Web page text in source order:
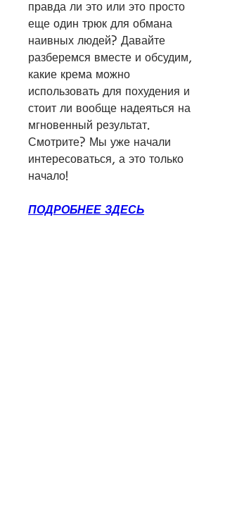
правда ли это или это просто
еще один трюк для обмана
наивных людей? Давайте
разберемся вместе и обсудим,
какие крема можно
использовать для похудения и
стоит ли вообще надеяться на
мгновенный результат.
Смотрите? Мы уже начали
интересоваться, а это только
начало!
ПОДРОБНЕЕ ЗДЕСЬ